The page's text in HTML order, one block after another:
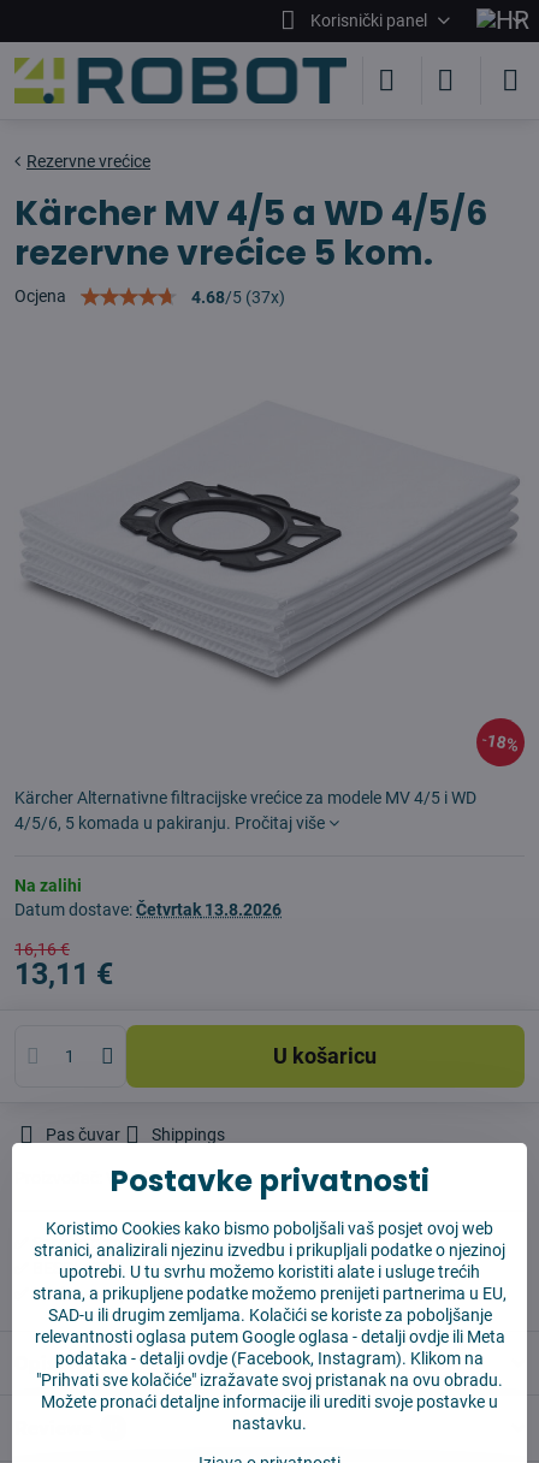
Korisnički panel
18%
Rezervne vrećice
Kärcher MV 4/5 a WD 4/5/6
rezervne vrećice 5 kom.
Ocjena 4.68/5 (37x)
Kärcher Alternativne filtracijske vrećice za modele MV 4/5 i WD
4/5/6, 5 komada u pakiranju. Pročitaj više
Na zalihi
Datum dostave:Četvrtak 13.8.2026
16,16 €
13,11 €
U košaricu
Pas čuvar Shippings
Vysajto.sk
✅ Spremno za slanje odmah
✅ BESPLATNA dostava iznad 55 EUR
✅ 14 dana za povrat robe
Opis
Postavke privatnosti
Koristimo Cookies kako bismo poboljšali vaš posjet ovoj web
stranici, analizirali njezinu izvedbu i prikupljali podatke o njezinoj
upotrebi. U tu svrhu možemo koristiti alate i usluge trećih
strana, a prikupljene podatke možemo prenijeti partnerima u EU,
SAD-u ili drugim zemljama. Kolačići se koriste za poboljšanje
relevantnosti oglasa putem Google oglasa -detalji ovdjeili Meta
podataka -detalji ovdje (Facebook, Instagram). Klikom na
"Prihvati sve kolačiće" izražavate svoj pristanak na ovu obradu.
Možete pronaći detaljne informacije ili urediti svoje postavke u
nastavku.